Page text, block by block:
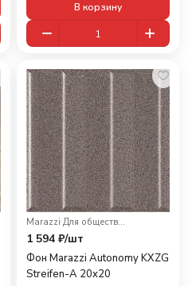
В корзину
Marazzi· Для общественных помещений
1 594 ₽/шт
Фон Marazzi Autonomy KXZG
Streifen-A 20x20